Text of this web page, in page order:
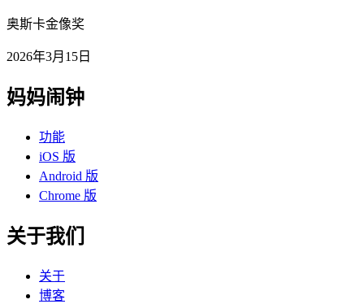
奥斯卡金像奖
2026年3月15日
妈妈闹钟
功能
iOS 版
Android 版
Chrome 版
关于我们
关于
博客